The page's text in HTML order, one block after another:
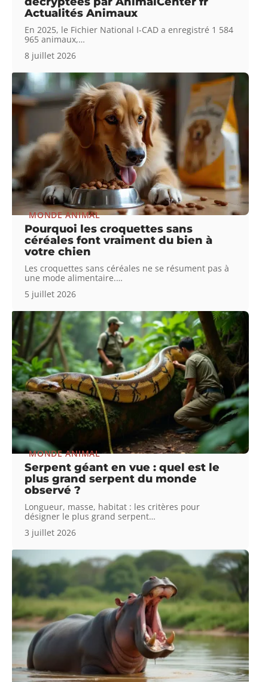
Actualités Animaux
En 2025, le Fichier National I-CAD a enregistré 1 584
965 animaux,…
8 juillet 2026
MONDE ANIMAL
Pourquoi les croquettes sans
céréales font vraiment du bien à
votre chien
Les croquettes sans céréales ne se résument pas à
une mode alimentaire.…
5 juillet 2026
MONDE ANIMAL
Serpent géant en vue : quel est le
plus grand serpent du monde
observé ?
Longueur, masse, habitat : les critères pour
désigner le plus grand serpent…
3 juillet 2026